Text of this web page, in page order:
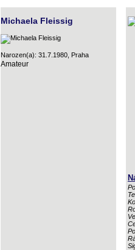
Michaela Fleissig
Narozen(a): 31.7.1980, Praha
Amateur